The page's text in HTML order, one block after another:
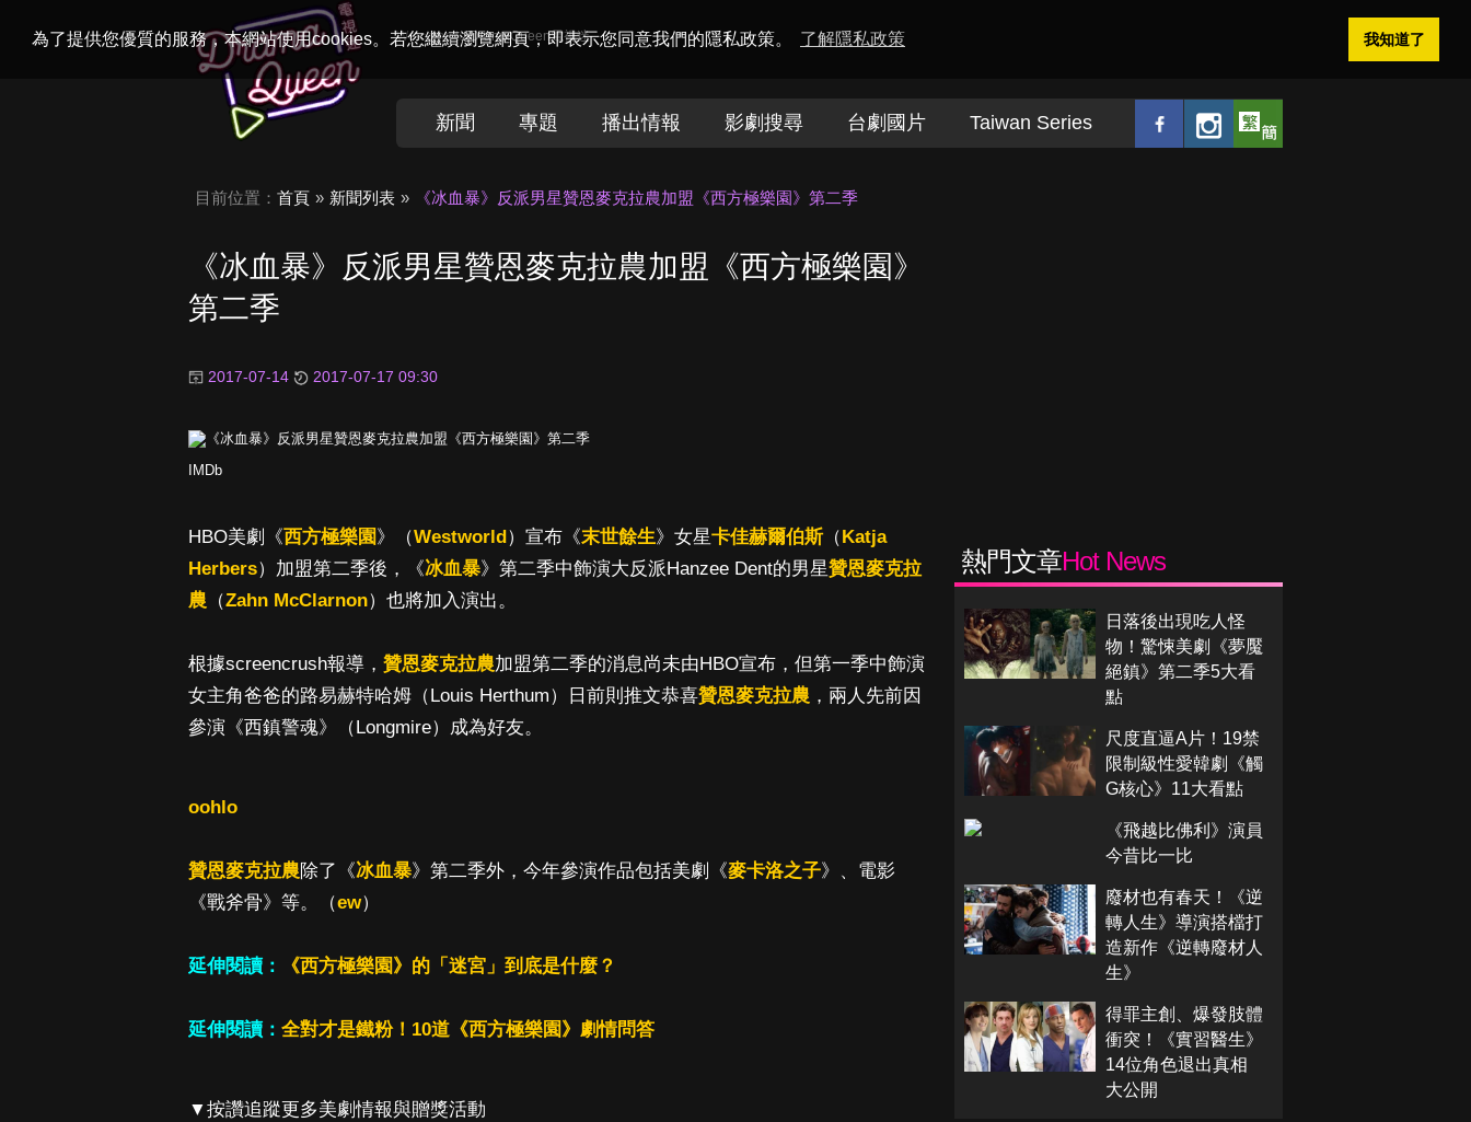
為了提供您優質的服務，本網站使用cookies。若您繼續瀏覽網頁，即表示您同意我們的隱私政策。 了解隱私政策 我知道了
Welcome toDramaQueen電視迷
新聞 專題 播出情報 影劇搜尋 台劇國片 Taiwan Series
目前位置： 首頁 新聞列表 《冰血暴》反派男星贊恩麥克拉農加盟《西方極樂園》第二季
《冰血暴》反派男星贊恩麥克拉農加盟《西方極樂園》
第二季
2017-07-14 2017-07-17 09:30
IMDb
HBO美劇《西方極樂園》（Westworld）宣布《末世餘生》女星卡佳赫爾伯斯（Katja
Herbers）加盟第二季後，《冰血暴》第二季中飾演大反派Hanzee Dent的男星贊恩麥克拉
農 （Zahn McClarnon）也將加入演出。
根據screencrush報導， 贊恩麥克拉農加盟第二季的消息尚未由HBO宣布，但第一季中飾演
女主角爸爸的路易赫特哈姆（Louis Herthum）日前則推文恭喜贊恩麥克拉農 ，兩人先前因
參演《西鎮警魂》（Longmire）成為好友。
oohlo
贊恩麥克拉農除了《冰血暴》第二季外，今年參演作品包括美劇《麥卡洛之子》、電影
《戰斧骨》等。（ew）
延伸閱讀： 《西方極樂園》的「迷宮」到底是什麼？
延伸閱讀： 全對才是鐵粉！10道《西方極樂園》劇情問答
▼按讚追蹤更多美劇情報與贈獎活動
熱門文章Hot News
日落後出現吃人怪
物！驚悚美劇《夢魘
絕鎮》第二季5大看
點
尺度直逼A片！19禁
限制級性愛韓劇《觸
G核心》11大看點
《飛越比佛利》演員
今昔比一比
廢材也有春天！《逆
轉人生》導演搭檔打
造新作《逆轉廢材人
生》
得罪主創、爆發肢體
衝突！《實習醫生》
14位角色退出真相
大公開